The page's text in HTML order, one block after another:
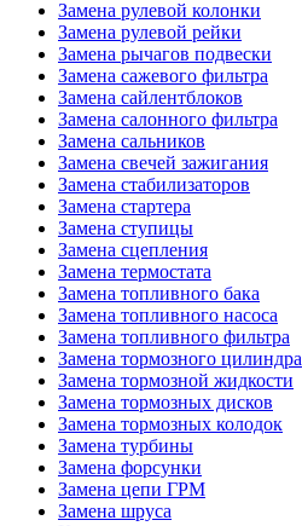
Замена рулевой колонки
Замена рулевой рейки
Замена рычагов подвески
Замена сажевого фильтра
Замена сайлентблоков
Замена салонного фильтра
Замена сальников
Замена свечей зажигания
Замена стабилизаторов
Замена стартера
Замена ступицы
Замена сцепления
Замена термостата
Замена топливного бака
Замена топливного насоса
Замена топливного фильтра
Замена тормозного цилиндра
Замена тормозной жидкости
Замена тормозных дисков
Замена тормозных колодок
Замена турбины
Замена форсунки
Замена цепи ГРМ
Замена шруса